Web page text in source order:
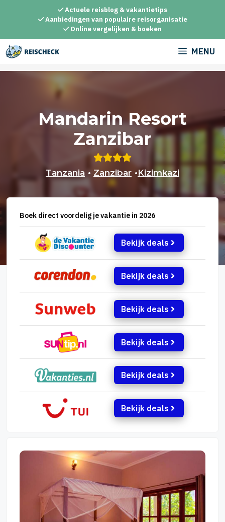
inhoud
Actuele reisblog & vakantietips
Aanbiedingen van populaire reisorganisatie
Online vergelijken & boeken
MENU
Mandarin Resort
Zanzibar
Tanzania • Zanzibar •Kizimkazi
Boek direct voordelig je vakantie in 2026
Bekijk deals
Bekijk deals
Bekijk deals
Bekijk deals
Bekijk deals
Bekijk deals